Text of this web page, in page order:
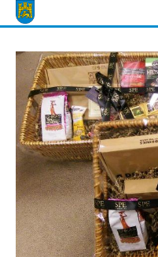
Skip
to